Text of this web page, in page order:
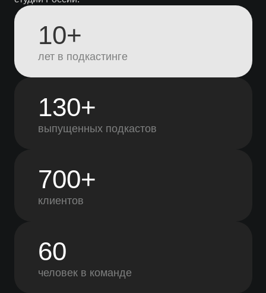
10+
лет в подкастинге
130+
выпущенных подкастов
700+
клиентов
60
человек в команде